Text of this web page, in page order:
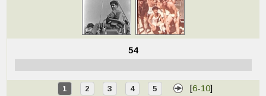
54
1 2 3 4 5 [6-10]